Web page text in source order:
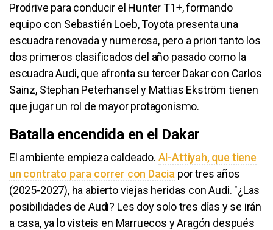
Prodrive para conducir el Hunter T1+, formando
equipo con Sebastién Loeb, Toyota presenta una
escuadra renovada y numerosa, pero a priori tanto los
dos primeros clasificados del año pasado como la
escuadra Audi, que afronta su tercer Dakar con Carlos
Sainz, Stephan Peterhansel y Mattias Ekström tienen
que jugar un rol de mayor protagonismo.
Batalla encendida en el Dakar
El ambiente empieza caldeado. Al-Attiyah, que tiene
un contrato para correr con Dacia por tres años
(2025-2027), ha abierto viejas heridas con Audi. "¿Las
posibilidades de Audi? Les doy solo tres días y se irán
a casa, ya lo visteis en Marruecos y Aragón después